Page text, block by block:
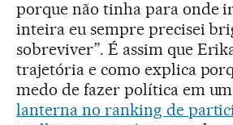
porque não tinha para onde
inteira eu sempre precisei
sobreviver”. É assim que
trajetória e como explica
medo de fazer política em
lanterna no ranking de